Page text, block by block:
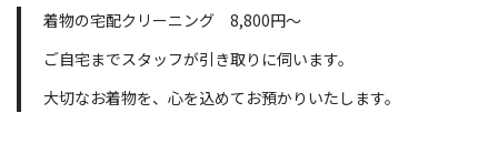
着物の宅配クリーニング 8,800円〜
ご自宅までスタッフが引き取りに伺います。
大切なお着物を、心を込めてお預かりいたします。